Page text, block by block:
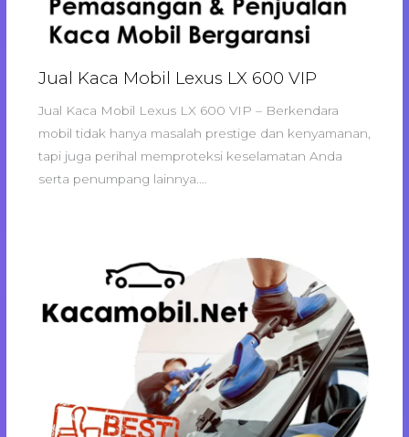
Jual Kaca Mobil Lexus LX 600 VIP
Jual Kaca Mobil Lexus LX 600 VIP – Berkendara
mobil tidak hanya masalah prestige dan kenyamanan,
tapi juga perihal memproteksi keselamatan Anda
serta penumpang lainnya.…